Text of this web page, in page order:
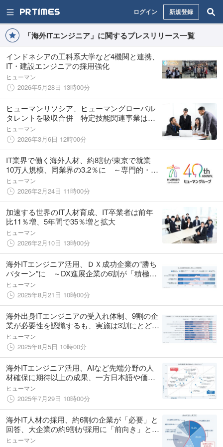
ログイン 新規登録
「海外ITエンジニア」に関するプレスリリース一覧
インドネシアの工科系大学など4機関と連携、
IT・建設エンジニアの採用強化
ヒューマン
2026年5月28日 13時00分
ヒューマンリソシア、ヒューマングローバル
タレントを吸収合併 特定技能関連事業はヒ
ューマンアカデミーへ承継
ヒューマン
2026年3月6日 12時00分
IT業界で働く海外人材、約8割が東京で就業
10万人規模、同業界の3.2％に ～専門的・技
術的分野が約7割を占める～
ヒューマン
2026年2月24日 11時00分
加速する世界のIT人材育成、IT卒業者は前年
比11％増、5年間で35％増と拡大
ヒューマン
2026年2月10日 13時00分
海外ITエンジニア活用、ＤＸ成功企業の“勝ち
パターン”に ～DX進展企業の6割が「積極採
用」、AIなど先端人材確保が推進力～
ヒューマン
2025年8月21日 10時00分
海外出身ITエンジニアの受入れ体制、9割の企
業が必要性を認識するも、実施は3割にとどま
る ～日本語教育や住居の支援など、企業に
よるサポートは限定的で現場での努力に依存
する実情が明らかに～
ヒューマン
2025年8月5日 10時00分
海外ITエンジニア活用、AIなど先端分野の人
材確保に期待以上の成果、一方日本語や価値
観の違いによる壁も
ヒューマン
2025年7月29日 10時00分
海外IT人材の採用、約6割の企業が「必要」と
回答、大企業の約9割が採用に「前向き」と海
外人材活用は現実的な選択肢に
ヒューマン